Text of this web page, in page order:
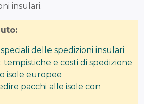
insulari.
delle spedizioni insulari
tempistiche e costi di spedizione
isole europee
pacchi alle isole con